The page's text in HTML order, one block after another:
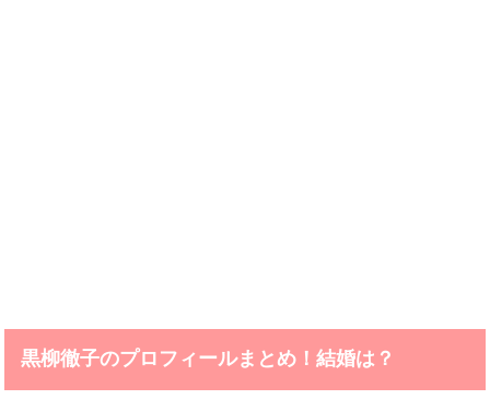
黒柳徹子のプロフィールまとめ！結婚は？